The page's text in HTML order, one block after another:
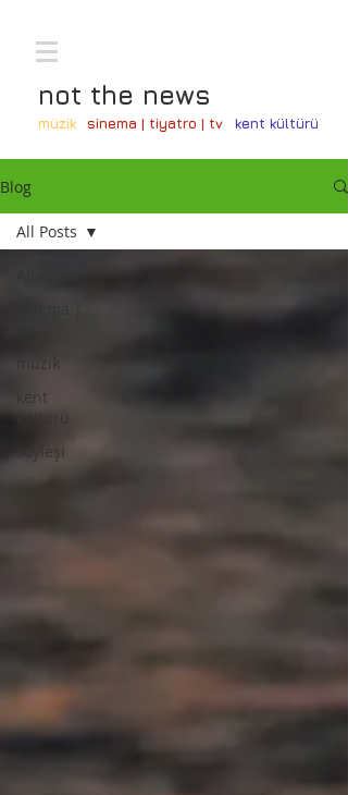
not the news
müzik sinema | tiyatro | tv kent kültürü
Blog
müzik
kent
kültürü
söyleşi
All Posts